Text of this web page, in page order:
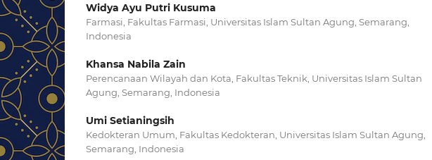
Widya Ayu Putri Kusuma
Farmasi, Fakultas Farmasi, Universitas Islam Sultan Agung, Semarang,
Indonesia
Khansa Nabila Zain
Perencanaan Wilayah dan Kota, Fakultas Teknik, Universitas Islam Sultan
Agung, Semarang, Indonesia
Umi Setianingsih
Kedokteran Umum, Fakultas Kedokteran, Universitas Islam Sultan Agung,
Semarang, Indonesia